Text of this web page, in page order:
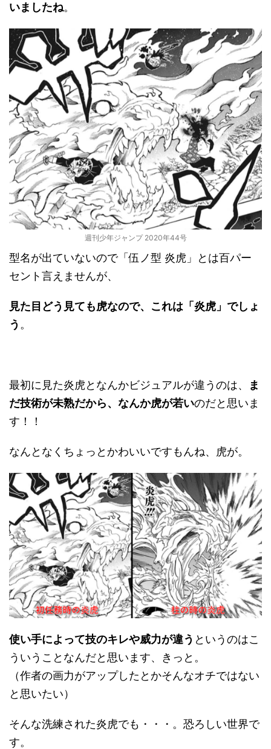
いましたね。
週刊少年ジャンプ 2020年44号
型名が出ていないので「伍ノ型 炎虎」とは百パー
セント言えませんが、
見た目どう見ても虎なので、これは「炎虎」でしょ
う 。
最初に見た炎虎となんかビジュアルが違うのは、
ま
だ技術が未熟だから、なんか虎が若いのだと思いま
す！！
なんとなくちょっとかわいいですもんね、虎が。
使い手によって技のキレや威力が違う というのはこ
ういうことなんだと思います、きっと。
（作者の画力がアップしたとかそんなオチではない
と思いたい）
そんな洗練された炎虎でも・・・。恐ろしい世界で
す。